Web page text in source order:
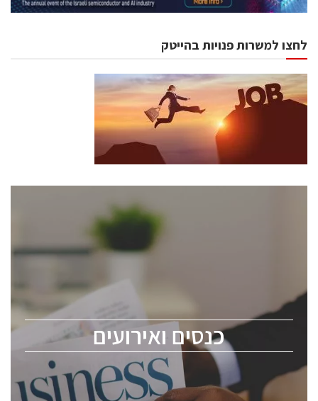
לחצו למשרות פנויות בהייטק
כנסים ואירועים
כנסים ואירועים
לכל העוסקים בתעשיית הסמיקונדקטור כולל מהנדסים,
מומחים מקצועיים ובכירים.
ChipEx2026 will be held on May 12-13, 2026. The
conference is intended for everyone involved in the
semiconductor industry, including engineers,